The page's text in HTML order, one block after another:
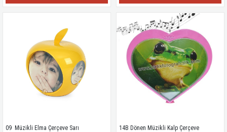
09  Müzikli Elma Çerçeve Sarı 14B Dönen Müzikli Kalp Çerçeve